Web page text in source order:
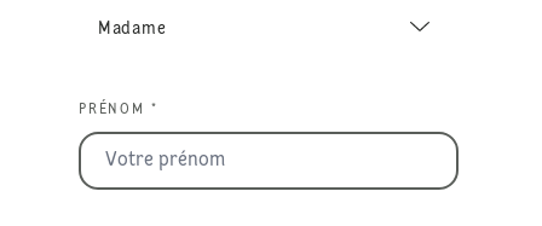
PRÉNOM *